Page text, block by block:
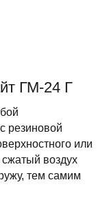
ГМ-24 Г
резиновой
или
сжатый воздух
тем самим